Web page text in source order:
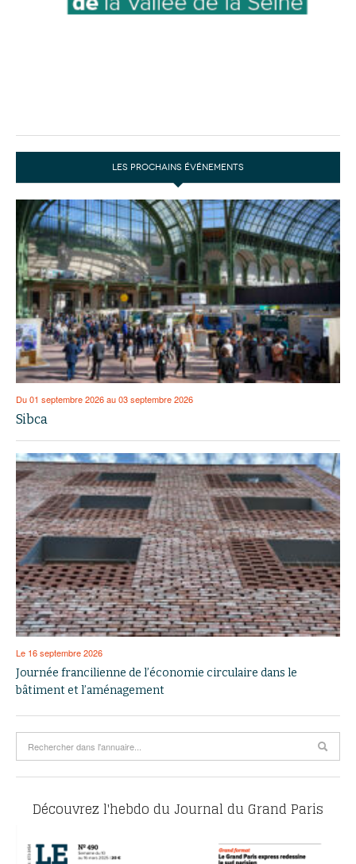
LES PROCHAINS ÉVÉNEMENTS
Du 01 septembre 2026 au 03 septembre 2026
Sibca
Le 16 septembre 2026
Journée francilienne de l’économie circulaire dans le
bâtiment et l’aménagement
Découvrez l'hebdo du Journal du Grand Paris